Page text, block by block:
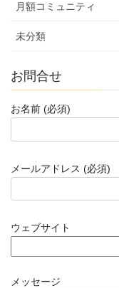
月額コミュニティ
未分類
お問合せ
お名前 (必須)
メールアドレス (必須)
ウェブサイト
メッセージ